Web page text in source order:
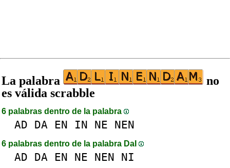
La palabra
no
es válida scrabble
6 palabras dentro de la palabra
AD DA EN IN NE NEN
6 palabras dentro de la palabra DaI
AD DA EN NE NEN NI